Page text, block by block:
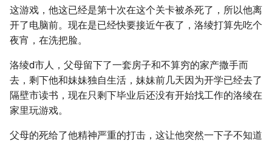
这游戏，他这已经是第十次在这个关卡被杀死了，所以他离
开了电脑前。现在是已经快要接近午夜了，洛绫打算先吃个
夜宵，在洗把脸。
洛绫d市人，父母留下了一套房子和不算穷的家产撒手而
去，剩下他和妹妹独自生活，妹妹前几天因为开学已经去了
隔壁市读书，现在只剩下毕业后还没有开始找工作的洛绫在
家里玩游戏。
父母的死给了他精神严重的打击，这让他突然一下子不知道